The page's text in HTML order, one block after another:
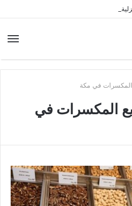
في مكة
المكسرات في